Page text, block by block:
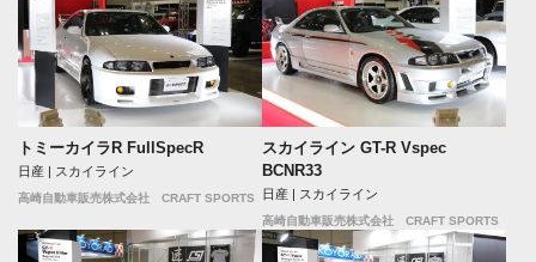
トミーカイラR FullSpecR
日産 | スカイライン
高崎自動車販売株式会社 CRAFT SPORTS
スカイライン GT-R Vspec
BCNR33
日産 | スカイライン
高崎自動車販売株式会社 CRAFT SPORTS